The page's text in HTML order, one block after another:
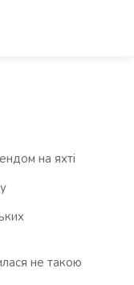
на яхті
не такою